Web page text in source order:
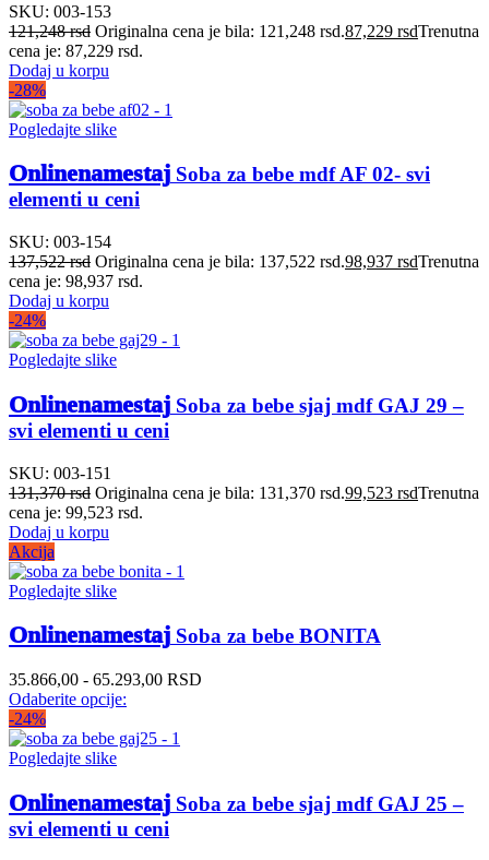
SKU: 003-153
121,248rsd Originalna cena je bila: 121,248 rsd.87,229 rsdTrenutna
cena je: 87,229 rsd.
Dodaj u korpu
-28%
Pogledajte slike
Onlinenamestaj Soba za bebe mdf AF 02- svi
elementi u ceni
SKU: 003-154
137,522rsd Originalna cena je bila: 137,522 rsd.98,937 rsdTrenutna
cena je: 98,937 rsd.
Dodaj u korpu
-24%
Pogledajte slike
Onlinenamestaj Soba za bebe sjaj mdf GAJ 29 –
svi elementi u ceni
SKU: 003-151
131,370rsd Originalna cena je bila: 131,370 rsd.99,523 rsdTrenutna
cena je: 99,523 rsd.
Dodaj u korpu
Akcija
Pogledajte slike
Onlinenamestaj Soba za bebe BONITA
35.866,00 - 65.293,00 RSD
Odaberite opcije:
-24%
Pogledajte slike
Onlinenamestaj Soba za bebe sjaj mdf GAJ 25 –
svi elementi u ceni